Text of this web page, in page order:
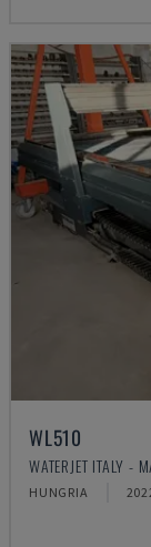
WL510
WATERJET ITALY -
HUNGRIA